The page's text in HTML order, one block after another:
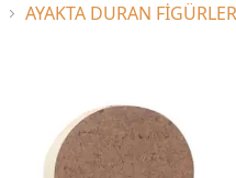
AYAKTA DURAN FİGÜRLER